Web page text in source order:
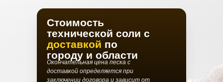
Стоимость
технической соли с
доставкой по
городу и области
Окончательная цена песка с
доставкой определяется при
заключении договора и зависит от